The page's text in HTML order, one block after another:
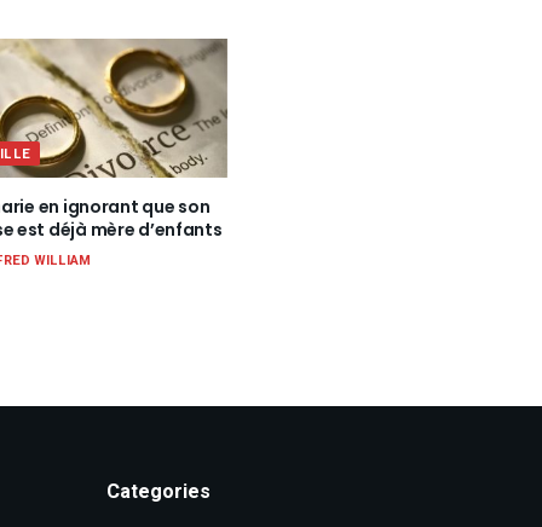
en ignorant que son
est déjà mère d’enfants
WILLIAM
Categories